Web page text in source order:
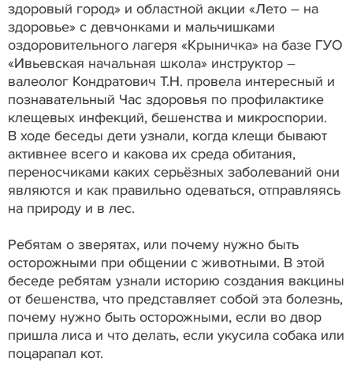
здоровый город» и областной акции «Лето – на
здоровье» с девчонками и мальчишками
оздоровительного лагеря «Крыничка» на базе ГУО
«Ивьевская начальная школа» инструктор –
валеолог Кондратович Т.Н. провела интересный и
познавательный Час здоровья по профилактике
клещевых инфекций, бешенства и микроспории.
В ходе беседы дети узнали, когда клещи бывают
активнее всего и какова их среда обитания,
переносчиками каких серьёзных заболеваний они
являются и как правильно одеваться, отправляясь
на природу и в лес.
Ребятам о зверятах, или почему нужно быть
осторожными при общении с животными. В этой
беседе ребятам узнали историю создания вакцины
от бешенства, что представляет собой эта болезнь,
почему нужно быть осторожными, если во двор
пришла лиса и что делать, если укусила собака или
поцарапал кот.